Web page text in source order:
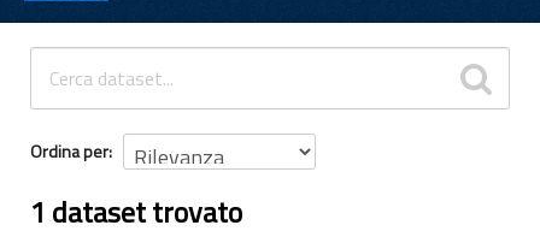
TEMI
INFORMAZIONI
Ordina per
1 dataset trovato